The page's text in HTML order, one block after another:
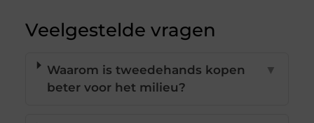
Veelgestelde vragen
Waarom is tweedehands kopen
beter voor het milieu?
▼